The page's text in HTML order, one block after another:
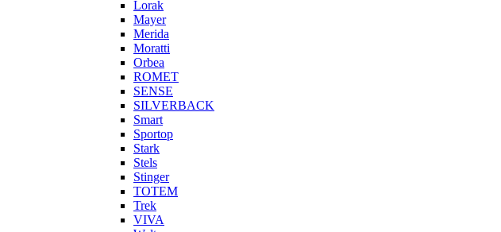
Lorak
Mayer
Merida
Moratti
Orbea
ROMET
SENSE
SILVERBACK
Smart
Sportop
Stark
Stels
Stinger
TOTEM
Trek
VIVA